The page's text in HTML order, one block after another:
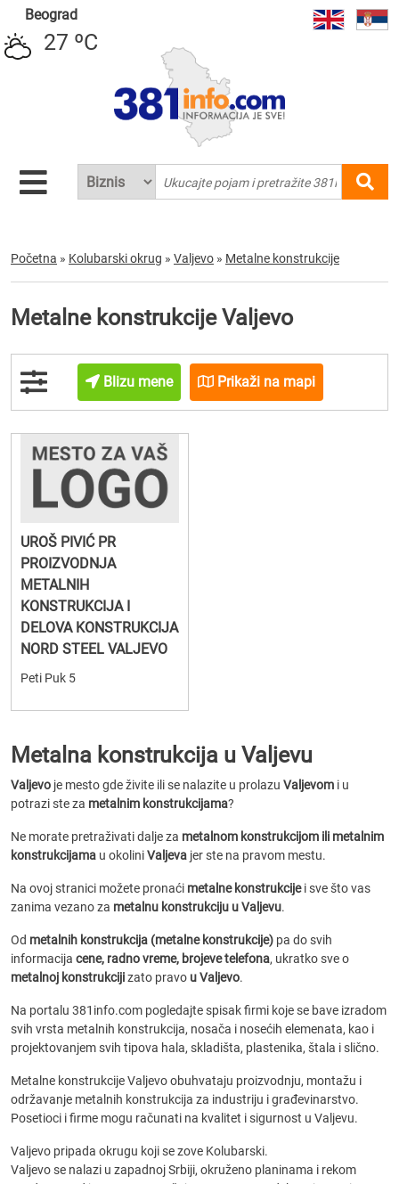
Beograd
27 ºC
Početna » Kolubarski okrug » Valjevo » Metalne konstrukcije
Metalne konstrukcije Valjevo
Blizu mene Prikaži na mapi
UROŠ PIVIĆ PR
PROIZVODNJA
METALNIH
KONSTRUKCIJA I
DELOVA KONSTRUKCIJA
NORD STEEL VALJEVO
Peti Puk 5
Metalna konstrukcija u Valjevu
Valjevo je mesto gde živite ili se nalazite u prolazu Valjevom i u
potrazi ste za metalnim konstrukcijama?
Ne morate pretraživati dalje za metalnom konstrukcijom ili metalnim
konstrukcijama u okoliniValjeva jer ste na pravom mestu.
Na ovoj stranici možete pronaći metalne konstrukcijei sve što vas
zanima vezano za metalnu konstrukciju u Valjevu.
Od metalnih konstrukcija (metalne konstrukcije) pa do svih
informacija cene, radno vreme, brojeve telefona, ukratko sve o
metalnoj konstrukcijizato pravo u Valjevo.
Na portalu 381info.com pogledajte spisak firmi koje se bave izradom
svih vrsta metalnih konstrukcija, nosača i nosećih elemenata, kao i
projektovanjem svih tipova hala, skladišta, plastenika, štala i slično.
Metalne konstrukcije Valjevo obuhvataju proizvodnju, montažu i
održavanje metalnih konstrukcija za industriju i građevinarstvo.
Posetioci i firme mogu računati na kvalitet i sigurnost u Valjevu.
Valjevo pripada okrugu koji se zove Kolubarski.
Valjevo se nalazi u zapadnoj Srbiji, okruženo planinama i rekom